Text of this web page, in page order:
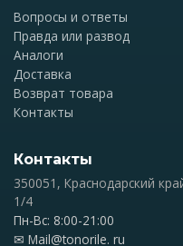
Вопросы и ответы
Правда или развод
Аналоги
Доставка
Возврат товара
Контакты
Контакты
350051, Краснодарский
1/4
Пн-Вс: 8:00-21:00
✉ Mail@tonorile. ru